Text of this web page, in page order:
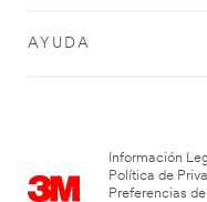
AYUDA
Información
Política de
Preferencias